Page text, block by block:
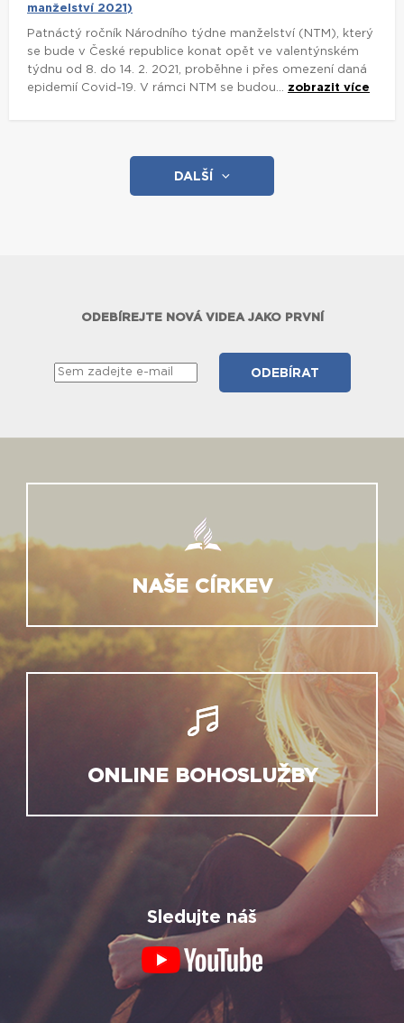
manželství 2021)
Patnáctý ročník Národního týdne manželství (NTM), který
se bude v České republice konat opět ve valentýnském
týdnu od 8. do 14. 2. 2021, proběhne i přes omezení daná
epidemií Covid-19. V rámci NTM se budou... zobrazit více
DALŠÍ
ODEBÍREJTE NOVÁ VIDEA JAKO PRVNÍ
NAŠE CÍRKEV
ONLINE BOHOSLUŽBY
Sledujte náš